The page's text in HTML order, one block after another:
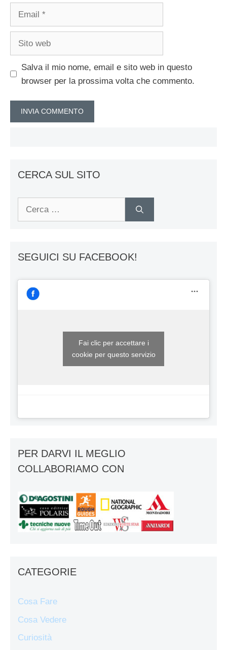
Salva il mio nome, email e sito web in questo
browser per la prossima volta che commento.
CERCA SUL SITO
Ricerca
SEGUICI SU FACEBOOK!
Fai clic per accettare i
cookie per questo servizio
PER DARVI IL MEGLIO
COLLABORIAMO CON
CATEGORIE
Cosa Fare
Cosa Vedere
Curiosità